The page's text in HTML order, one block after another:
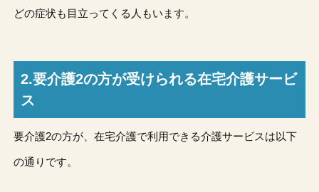
どの症状も目立ってくる人もいます。
2.要介護2の方が受けられる在宅介護サービ
ス
要介護2の方が、在宅介護で利用できる介護サービスは以下
の通りです。